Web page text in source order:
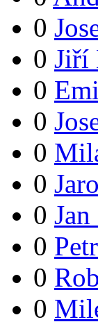
0
0 Jiří
0
0
0
0
0
0
0
0